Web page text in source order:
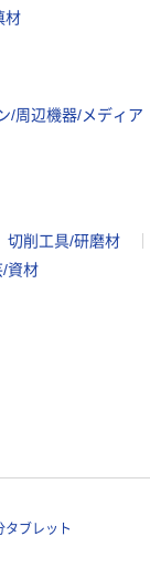
材
/周辺機器/メディア
切削工具/研磨材
/資材
タブレット